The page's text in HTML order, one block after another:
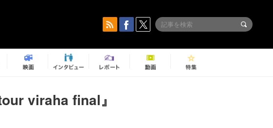
viraha final』